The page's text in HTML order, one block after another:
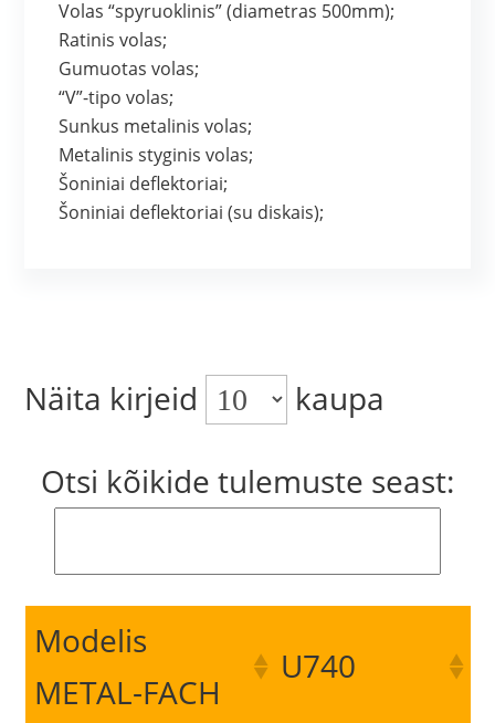
Volas “spyruoklinis” (diametras 500mm);
Ratinis volas;
Gumuotas volas;
“V”-tipo volas;
Sunkus metalinis volas;
Metalinis styginis volas;
Šoniniai deflektoriai;
Šoniniai deflektoriai (su diskais);
Näita kirjeid
kaupa
Otsi kõikide tulemuste seast:
Modelis
METAL-FACH
U740